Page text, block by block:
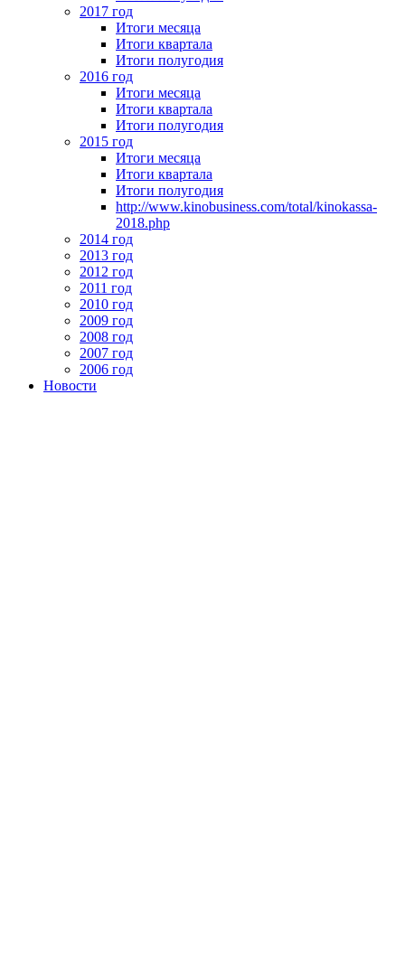
2017 год
Итоги месяца
Итоги квартала
Итоги полугодия
2016 год
Итоги месяца
Итоги квартала
Итоги полугодия
2015 год
Итоги месяца
Итоги квартала
Итоги полугодия
http://www.kinobusiness.com/total/kinokassa-
2018.php
2014 год
2013 год
2012 год
2011 год
2010 год
2009 год
2008 год
2007 год
2006 год
Новости